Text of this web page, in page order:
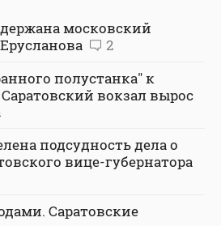
московский
2
полустанка" к
вокзал вырос
подсудность дела о
вице-губернатора
Саратовские